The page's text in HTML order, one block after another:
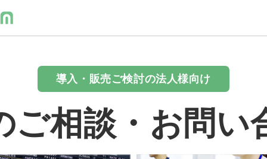
導入・販売ご検討の法人様向け
ご相談・お問い